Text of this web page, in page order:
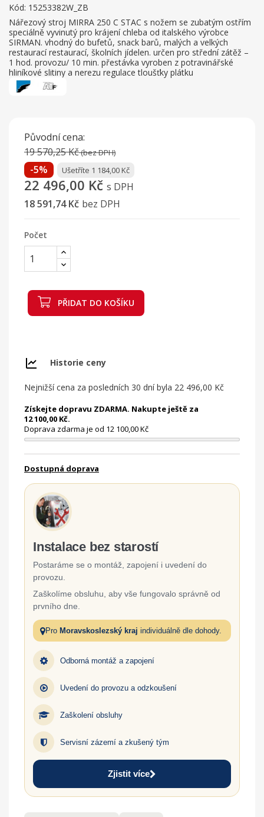
Kód: 15253382W_ZB
Nářezový stroj MIRRA 250 C STAC s nožem se zubatým ostřím
speciálně vyvinutý pro krájení chleba od italského výrobce
SIRMAN. vhodný do bufetů, snack barů, malých a velkých
restaurací restaurací, školních jídelen. určen pro střední zátěž –
1 hod. provozu/ 10 min. přestávka vyroben z potravinářské
hliníkové slitiny a nerezu regulace tloušťky plátku
Původní cena:
19 570,25 Kč(bez DPH)
-5% Ušetříte 1 184,00 Kč
22 496,00 Kč s DPH
18 591,74 Kč bez DPH
Počet
PŘIDAT DO KOŠÍKU
Historie ceny
Nejnižší cena za posledních 30 dní byla 22 496,00 Kč
Získejte dopravu ZDARMA. Nakupte ještě za
12 100,00 Kč.
Doprava zdarma je od 12 100,00 Kč
Dostupná doprava
Instalace bez starostí
Postaráme se o montáž, zapojení i uvedení do
provozu.
Zaškolíme obsluhu, aby vše fungovalo správně od
prvního dne.
Pro Moravskoslezský kraj individuálně dle dohody.
Odborná montáž a zapojení
Uvedení do provozu a odzkoušení
Zaškolení obsluhy
Servisní zázemí a zkušený tým
Zjistit více